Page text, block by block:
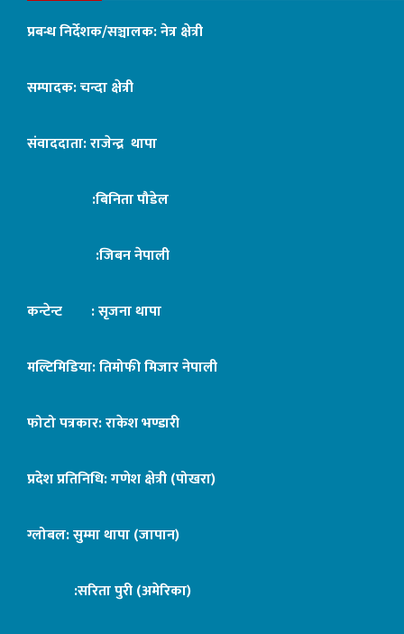
प्रबन्ध निर्देशक/सञ्चालक: नेत्र क्षेत्री
सम्पादक: चन्दा क्षेत्री
संवाददाता: राजेन्द्र थापा
:बिनिता पौडेल
:जिबन नेपाली
कन्टेन्ट : सृजना थापा
मल्टिमिडिया: तिमोफी मिजार नेपाली
फोटो पत्रकार: राकेश भण्डारी
प्रदेश प्रतिनिधि: गणेश क्षेत्री (पोखरा)
ग्लोबल: सुम्मा थापा (जापान)
:सरिता पुरी (अमेरिका)